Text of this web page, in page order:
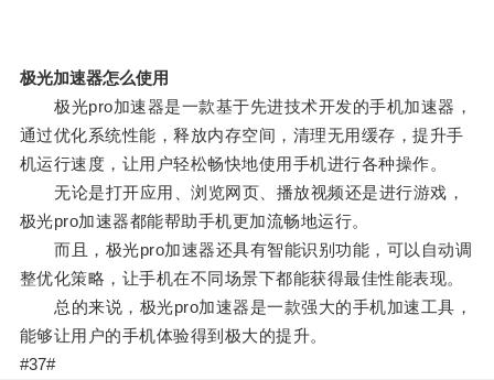
极光加速器怎么使用
极光pro加速器是一款基于先进技术开发的手机加速器，
通过优化系统性能，释放内存空间，清理无用缓存，提升手
机运行速度，让用户轻松畅快地使用手机进行各种操作。
无论是打开应用、浏览网页、播放视频还是进行游戏，
极光pro加速器都能帮助手机更加流畅地运行。
而且，极光pro加速器还具有智能识别功能，可以自动调
整优化策略，让手机在不同场景下都能获得最佳性能表现。
总的来说，极光pro加速器是一款强大的手机加速工具，
能够让用户的手机体验得到极大的提升。
#37#